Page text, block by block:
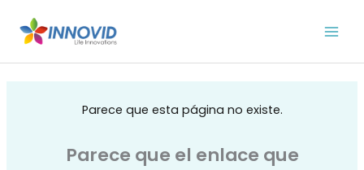
Parece que esta página no existe.
Parece que el enlace que